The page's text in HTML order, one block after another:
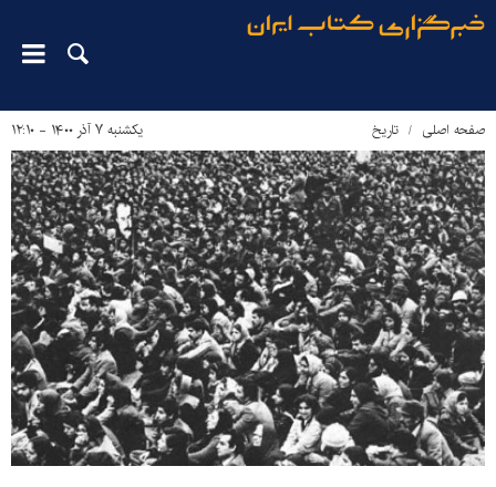
صفحه اصلی تاریخ یکشنبه ۷ آذر ۱۴۰۰ - ۱۲:۱۰